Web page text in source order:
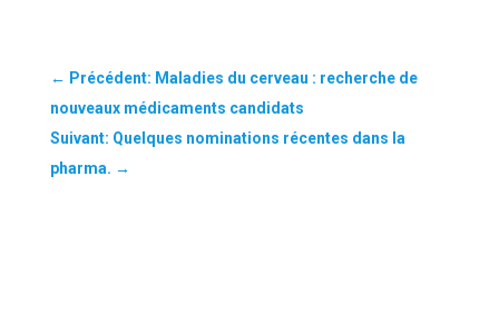
← Précédent: Maladies du cerveau : recherche de
nouveaux médicaments candidats
Suivant: Quelques nominations récentes dans la
pharma. →